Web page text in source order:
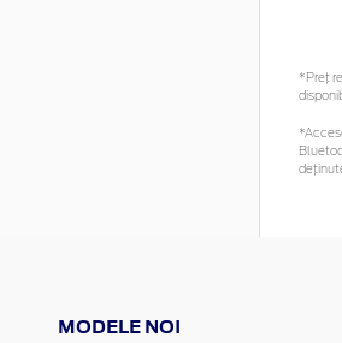
*Preţ
MODELE NOI